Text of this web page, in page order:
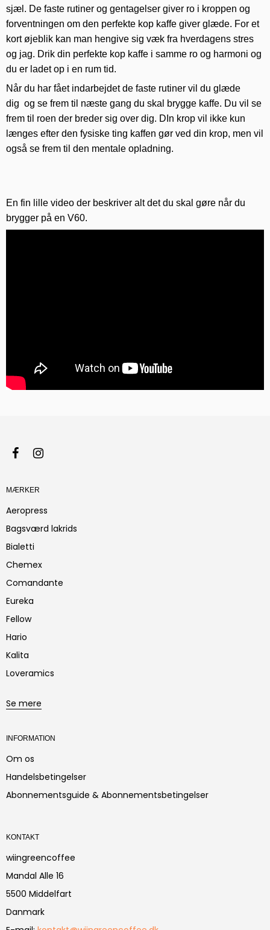
sjæl. De faste rutiner og gentagelser giver ro i kroppen og
forventningen om den perfekte kop kaffe giver glæde. For et
kort øjeblik kan man hengive sig væk fra hverdagens stres
og jag. Drik din perfekte kop kaffe i samme ro og harmoni og
du er ladet op i en rum tid.
Når du har fået indarbejdet de faste rutiner vil du glæde
dig og se frem til næste gang du skal brygge kaffe. Du vil se
frem til roen der breder sig over dig. DIn krop vil ikke kun
længes efter den fysiske ting kaffen gør ved din krop, men vil
også se frem til den mentale opladning.
En fin lille video der beskriver alt det du skal gøre når du
brygger på en V60.
MÆRKER
Aeropress
Bagsværd lakrids
Bialetti
Chemex
Comandante
Eureka
Fellow
Hario
Kalita
Loveramics
Se mere
INFORMATION
Om os
Handelsbetingelser
Abonnementsguide & Abonnementsbetingelser
KONTAKT
wiingreencoffee
Mandal Alle 16
5500 Middelfart
Danmark